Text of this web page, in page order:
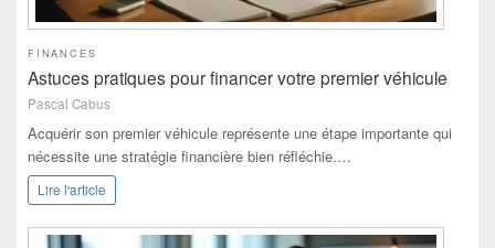
FINANCES
Astuces pratiques pour financer votre premier véhicule
Pascal Cabus
Acquérir son premier véhicule représente une étape importante qui
nécessite une stratégie financière bien réfléchie.…
Lire l'article